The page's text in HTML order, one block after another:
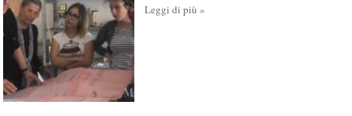
Leggi di più »